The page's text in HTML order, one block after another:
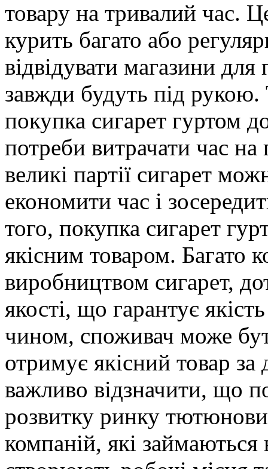
товару на тривалий час.
курить багато або
відвідувати магазини
завжди будуть під
покупка сигарет гуртом
потреби витрачати час на
великі партії сигарет
економити час і
того, покупка сигарет
якісним товаром. Багато
виробництвом сигарет,
якості, що гарантує
чином, споживач може
отримує якісний товар
важливо відзначити, що
розвитку ринку
компаній, які